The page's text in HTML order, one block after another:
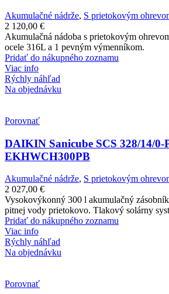
Akumulačné nádrže, S prietokovým
2 120,00 €
Akumulačná nádoba s prietokovým
ocele 316L a 1 pevným výmenníkom.
Pridať do nákupného zoznamu
Viac info
Rýchly náhľad
Na objednávku
Porovnať
DAIKIN Sanicube SCS 328/14/0-
EKHWCH300PB
Akumulačné nádrže, S prietokovým
2 027,00 €
Vysokovýkonný 300 l akumulačný
pitnej vody prietokovo. Tlakový solárny
Pridať do nákupného zoznamu
Viac info
Rýchly náhľad
Na objednávku
Porovnať